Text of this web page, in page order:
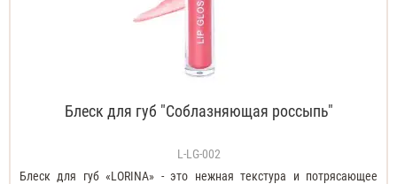
Блеск для губ "Соблазняющая россыпь"
L-LG-002
Блеск для губ «LORINA» - это нежная текстура и потрясающее